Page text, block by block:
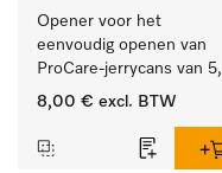
Opener voor het
eenvoudig openen van
ProCare-jerrycans van 5,
10 en 20 l.
8,00 € excl. BTW